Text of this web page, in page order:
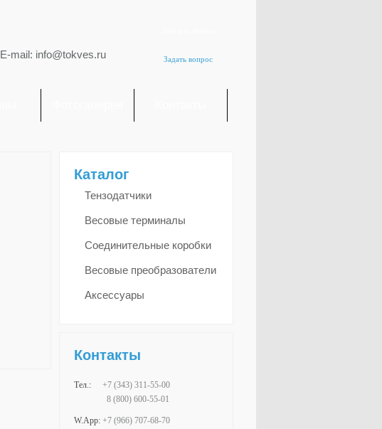
Задать вопрос
E-mail: info@tokves.ru
Каталог
Тензодатчики
Весовые терминалы
Соединительные коробки
Весовые преобразователи
Аксессуары
Контакты
Тел.: +7 (343) 311-55-00
8 (800) 600-55-01
W.App: +7 (966) 707-68-70